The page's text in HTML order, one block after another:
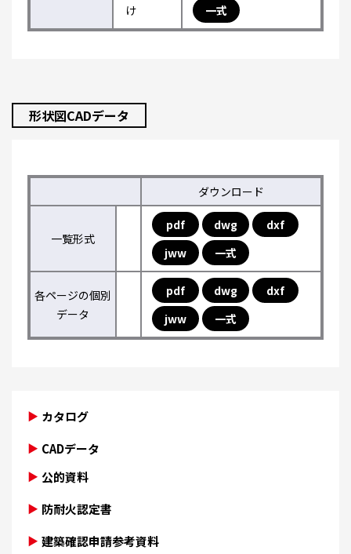
け
一式
形状図CADデータ
ダウンロード
一覧形式
pdf dwg
dxf
jww
一式
各ページの個別
データ
pdf dwg
dxf
jww
一式
カタログ
CADデータ
公的資料
防耐火認定書
建築確認申請参考資料